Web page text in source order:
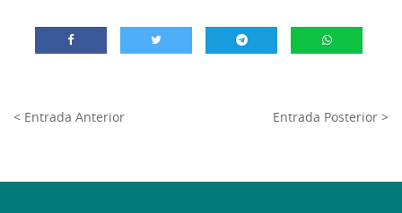
< Entrada Anterior Entrada Posterior >